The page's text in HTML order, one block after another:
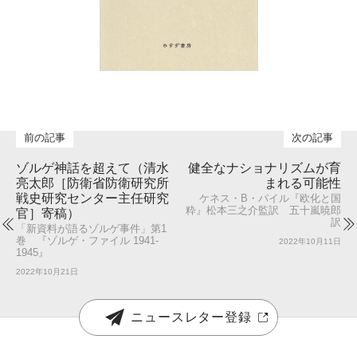
ゾルゲ神話を超えて（清水
亮太郎［防衛省防衛研究所
戦史研究センター主任研究
官］寄稿）
「新資料が語るゾルゲ事件」第1
巻 『ゾルゲ・ファイル 1941-
1945』
2022年10月21日
健全なナショナリズムが育
まれる可能性
ケネス・B・パイル『欧化と国
粋』松本三之介監訳 五十嵐暁郎
訳
2022年10月11日
ニュースレター登録